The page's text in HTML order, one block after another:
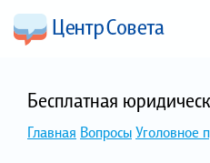
Бесплатная
Главная ВопросыУголовное